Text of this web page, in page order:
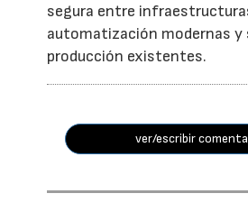
segura entre
automatización modernas y
producción existentes.
ver/escribir